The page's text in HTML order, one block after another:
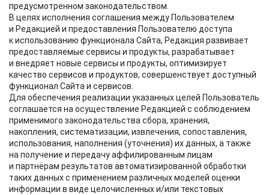
предусмотренном законодательством.
В целях исполнения соглашения между Пользователем
и Редакцией и предоставления Пользователю доступа
к использованию функционала Сайта, Редакция развивает
предоставляемые сервисы и продукты, разрабатывает
и внедряет новые сервисы и продукты, оптимизирует
качество сервисов и продуктов, совершенствует доступный
функционал Сайта и сервисов.
Для обеспечения реализации указанных целей Пользователь
соглашается на осуществление Редакцией с соблюдением
применимого законодательства сбора, хранения,
накопления, систематизации, извлечения, сопоставления,
использования, наполнения (уточнения) их данных, а также
на получение и передачу аффилированным лицам
и партнёрам результатов автоматизированной обработки
таких данных с применением различных моделей оценки
информации в виде целочисленных и/или текстовых